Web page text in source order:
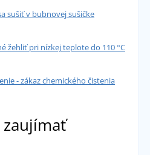
sušiť v bubnovej sušičke
žehliť pri nízkej teplote do 110 °C
- zákaz chemického čistenia